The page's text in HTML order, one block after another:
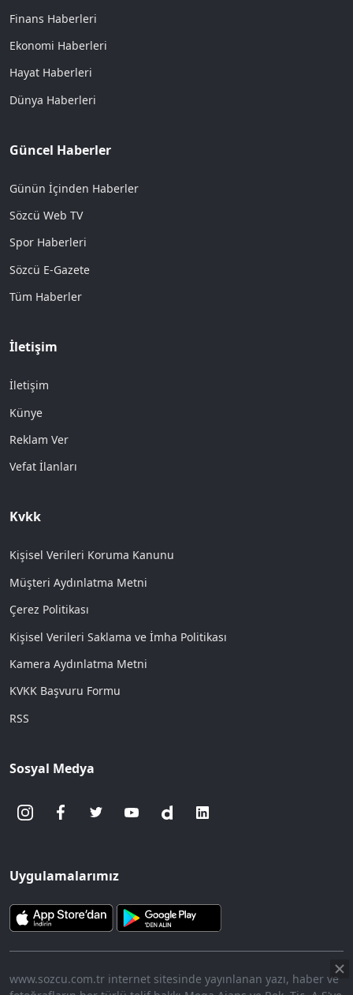
Finans Haberleri
Ekonomi Haberleri
Hayat Haberleri
Dünya Haberleri
Güncel Haberler
Günün İçinden Haberler
Sözcü Web TV
Spor Haberleri
Sözcü E-Gazete
Tüm Haberler
İletişim
İletişim
Künye
Reklam Ver
Vefat İlanları
Kvkk
Kişisel Verileri Koruma Kanunu
Müşteri Aydınlatma Metni
Çerez Politikası
Kişisel Verileri Saklama ve İmha Politikası
Kamera Aydınlatma Metni
KVKK Başvuru Formu
RSS
Sosyal Medya
Uygulamalarımız
www.sozcu.com.tr internet sitesinde yayınlanan yazı, haber ve